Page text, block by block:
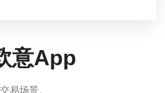
意App
易场景。